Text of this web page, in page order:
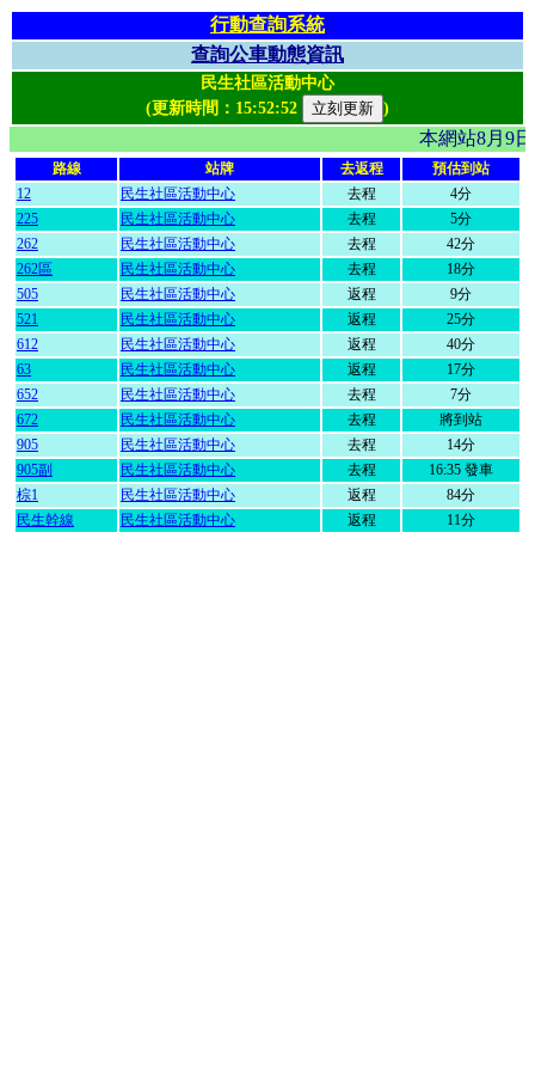
行動查詢系統
查詢公車動態資訊
民生社區活動中心
(更新時間： 15:52:52 )
本網站8月9
路線 站牌 去返程
預估到站
12
民生社區活動中心 去程
4分
225
民生社區活動中心 去程
5分
262
民生社區活動中心 去程
42分
262區
民生社區活動中心 去程
18分
505
民生社區活動中心 返程
9分
521
民生社區活動中心 返程
25分
612
民生社區活動中心 返程
40分
63
民生社區活動中心 返程
17分
652
民生社區活動中心 去程
7分
672
民生社區活動中心 去程
將到站
905
民生社區活動中心 去程
14分
905副
民生社區活動中心 去程
16:35 發車
棕1
民生社區活動中心 返程
84分
民生幹線
民生社區活動中心 返程 11分